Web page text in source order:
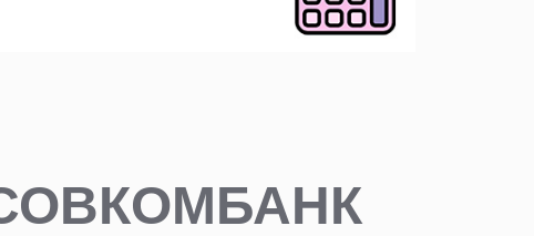
СОВКОМБАНК